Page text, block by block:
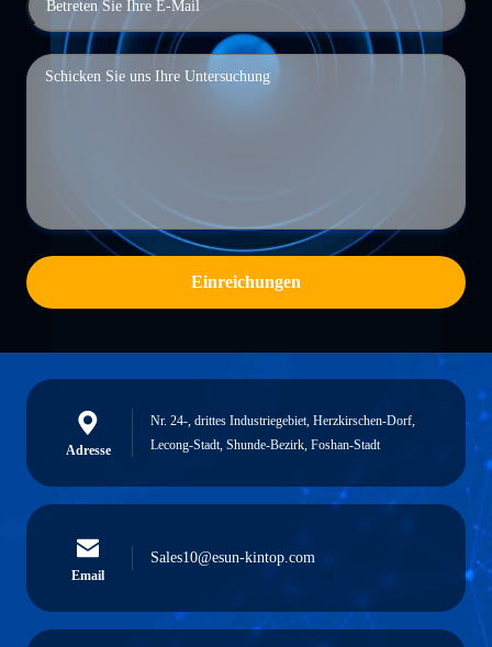
Einreichungen
Adresse
Nr. 24-, drittes Industriegebiet, Herzkirschen-Dorf,
Lecong-Stadt, Shunde-Bezirk, Foshan-Stadt
Email
Sales10@esun-kintop.com